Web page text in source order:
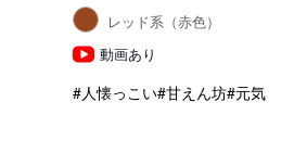
レッド系（赤色）
動画あり
#人懐っこい#甘えん坊#元気